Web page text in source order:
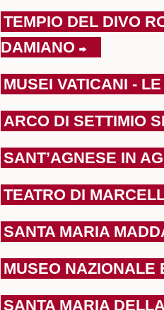
TEMPIO DEL DIVO
DAMIANO
MUSEI VATICANI -
ARCO DI SETTIMIO
SANT’AGNESE IN
TEATRO DI
SANTA MARIA
MUSEO NAZIONALE
SANTA MARIA